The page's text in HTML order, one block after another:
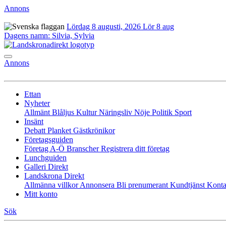
Annons
Lördag 8 augusti, 2026 Lör 8 aug
Dagens namn: Silvia, Sylvia
Annons
Ettan
Nyheter
Allmänt Blåljus KulturNäringsliv Nöje Politik Sport
Insänt
Debatt Planket Gästkrönikor
Företagsguiden
Företag A-Ö BranscherRegistrera ditt företag
Lunchguiden
Galleri Direkt
Landskrona Direkt
Allmänna villkorAnnonsera Bli prenumerant Kundtjänst
Mitt konto
Sök